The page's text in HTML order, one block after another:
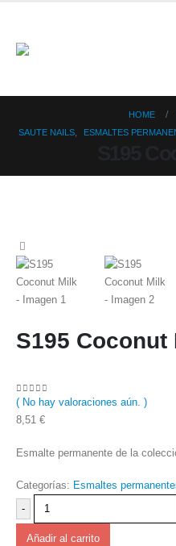
HOME
SAUTE NAILS
ESMALTES
S195 Coconut
0 out of 5
( No hay valoraciones aún. )
8,51 €
Esmalte permanente de la
Categorías: Esmaltes
-
Añadir al carrito